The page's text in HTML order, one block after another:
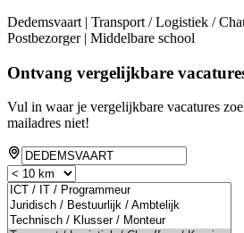
Dedemsvaart | Transport / Logistiek /
Postbezorger | Middelbare school
Ontvang vergelijkbare
Vul in waar je vergelijkbare vacatures
mailadres niet!